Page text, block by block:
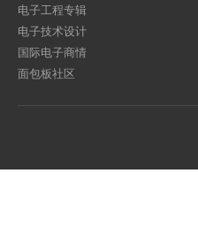
电子工程专辑
电子技术设计
国际电子商情
面包板社区